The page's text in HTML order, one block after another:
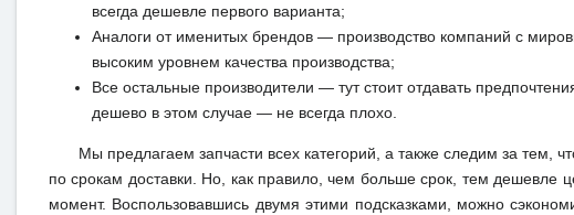
всегда дешевле первого варианта;
Аналоги от именитых брендов — производство компаний с
высоким уровнем качества производства;
Все остальные производители — тут стоит отдавать
дешево в этом случае — не всегда плохо.
Мы предлагаем запчасти всех категорий, а также следим за
по срокам доставки. Но, как правило, чем больше срок, тем дешевле
момент. Воспользовавшись двумя этими подсказками, можно